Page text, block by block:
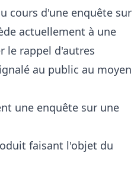
cours d'une enquête sur
actuellement à une
le rappel d'autres
au public au moyen
une enquête sur une
faisant l'objet du